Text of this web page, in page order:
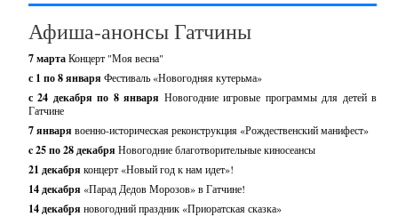
Афиша-анонсы Гатчины
7 мартаКонцерт "Моя весна"
с 1 по 8 января Фестиваль «Новогодняя кутерьма»
с 24 декабря по 8 января Новогодние игровые программы для детей в
Гатчине
7 января военно-историческая реконструкция «Рождественский манифест»
c 25 по 28 декабря Новогодние благотворительные киносеансы
21 декабря концерт «Новый год к нам идет»!
14 декабря «Парад Дедов Морозов» в Гатчине!
14 декабря новогодний праздник «Приоратская сказка»